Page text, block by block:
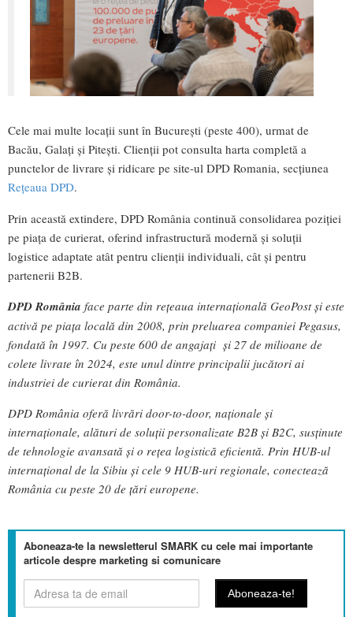
Cele mai multe locații sunt în București (peste 400), urmat de
Bacău, Galați și Pitești. Clienții pot consulta harta completă a
punctelor de livrare și ridicare pe site-ul DPD Romania, secțiunea
Rețeaua DPD.
Prin această extindere, DPD România continuă consolidarea poziției
pe piața de curierat, oferind infrastructură modernă și soluții
logistice adaptate atât pentru clienții individuali, cât și pentru
partenerii B2B.
DPD România face parte din rețeaua internațională GeoPost și este
activă pe piața locală din 2008, prin preluarea companiei Pegasus,
fondată în 1997. Cu peste 600 de angajați și 27 de milioane de
colete livrate în 2024, este unul dintre principalii jucători ai
industriei de curierat din România.
DPD România oferă livrări door-to-door, naționale și
internaționale, alături de soluții personalizate B2B și B2C, susținute
de tehnologie avansată și o rețea logistică eficientă. Prin HUB-ul
internațional de la Sibiu și cele 9 HUB-uri regionale, conectează
România cu peste 20 de țări europene.
Aboneaza-te la newsletterul SMARK cu cele mai importante
articole despre marketing si comunicare